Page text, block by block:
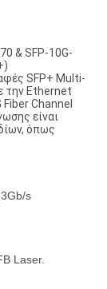
& SFP-10G-
SFP+ Multi-
την Ethernet
Fiber Channel
είναι
όπως
s
Laser.